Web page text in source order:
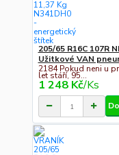
205/65 R16C 107R
Užitkové VAN
2184 Pokud neni u
let stáří, 95...
1 248 Kč/Ks